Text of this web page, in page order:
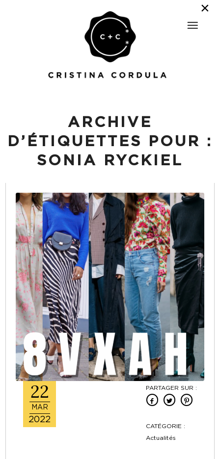
ARCHIVE
D’ÉTIQUETTES POUR :
SONIA RYCKIEL
22
MAR
2022
PARTAGER SUR :
CATÉGORIE :
Actualités